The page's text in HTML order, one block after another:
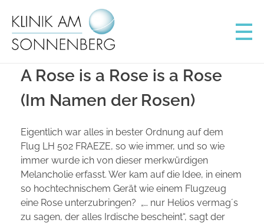
A Rose is a Rose is a Rose
(Im Namen der Rosen)
Eigentlich war alles in bester Ordnung auf dem
Flug LH 502 FRAEZE, so wie immer, und so wie
immer wurde ich von dieser merkwürdigen
Melancholie erfasst. Wer kam auf die Idee, in einem
so hochtechnischem Gerät wie einem Flugzeug
eine Rose unterzubringen? „… nur Helios vermag´s
zu sagen, der alles Irdische bescheint“, sagt der